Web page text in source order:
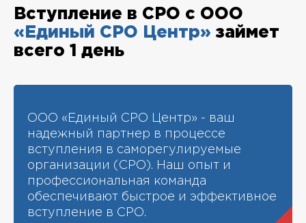
Вступление в СРО с ООО
«Единый СРО Центр» займет
всего 1 день
ООО «Единый СРО Центр» - ваш
надежный партнер в процессе
вступления в саморегулируемые
организации (СРО). Наш опыт и
профессиональная команда
обеспечивают быстрое и эффективное
вступление в СРО.